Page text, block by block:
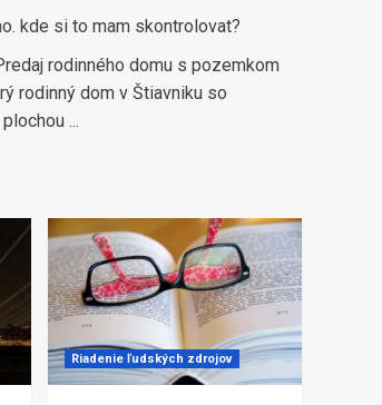
kde si to mam skontrolovat?
rodinného domu s pozemkom
rodinný dom v Štiavniku so
...
Riadenie ľudských zdrojov